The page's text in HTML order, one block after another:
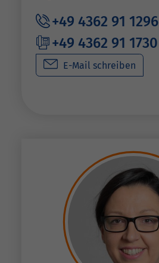
+49 4362 91 1296
+49 4362 91 1730
E-Mail schreiben